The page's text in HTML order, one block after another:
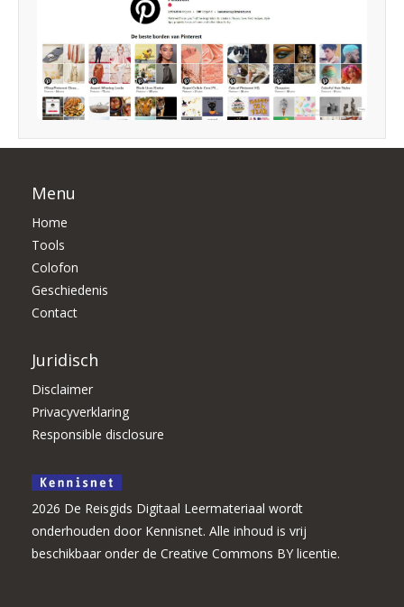
Menu
Home
Tools
Colofon
Geschiedenis
Contact
Juridisch
Disclaimer
Privacyverklaring
Responsible disclosure
2026 De Reisgids Digitaal Leermateriaal wordt
onderhouden door Kennisnet. Alle inhoud is vrij
beschikbaar onder de Creative Commons BY licentie.